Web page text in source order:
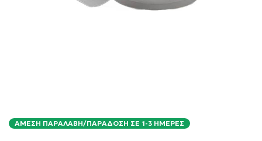
ΆΜΕΣΗ ΠΑΡΑΛΑΒΉ/ΠΑΡΆΔΟΣΗ ΣΕ 1-3 ΗΜΈΡΕΣ